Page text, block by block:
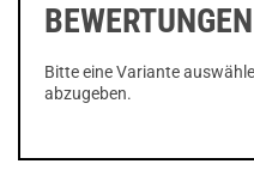
Bitte eine Variante
abzugeben.